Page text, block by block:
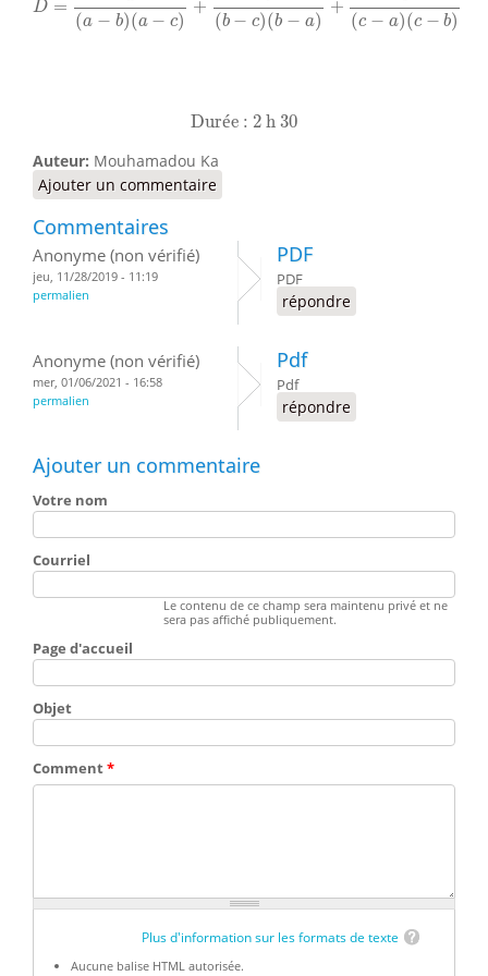
D =
(a − b)(a − c)
+
(b − c)(b − a)
+
(c − a)(c − b)
Durée : 2 h 30
Durée : 2 h 30
Auteur: Mouhamadou Ka
Ajouter un commentaire
Commentaires
Anonyme (non vérifié)
jeu, 11/28/2019 - 11:19
permalien
PDF
PDF
répondre
Anonyme (non vérifié)
mer, 01/06/2021 - 16:58
permalien
Pdf
Pdf
répondre
Ajouter un commentaire
Votre nom
Courriel
Le contenu de ce champ sera maintenu privé et ne
sera pas affiché publiquement.
Page d'accueil
Objet
Comment*
Plus d'information sur les formats de texte
Aucune balise HTML autorisée.